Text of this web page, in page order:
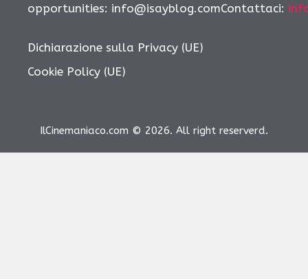
opportunities: info@isayblog.comContattaci:
Dichiarazione sulla Privacy (UE)
Cookie Policy (UE)
IlCinemaniaco.com © 2026. All right reserverd.